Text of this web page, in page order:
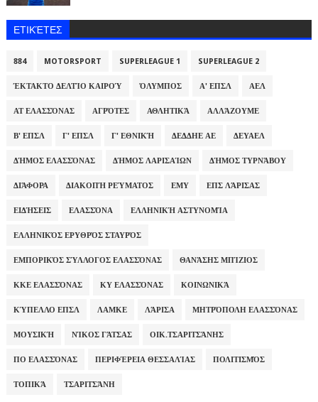
ΕΤΙΚΈΤΕΣ
884 MOTORSPORT SUPERLEAGUE 1 SUPERLEAGUE 2
ΈΚΤΑΚΤΟ ΔΕΛΤΊΟ ΚΑΙΡΟΎ ΌΛΥΜΠΟΣ Α' ΕΠΣΛ ΑΕΛ
ΑΤ ΕΛΑΣΣΌΝΑΣ ΑΓΡΌΤΕΣ ΑΘΛΗΤΙΚΆ ΑΛΛΆΖΟΥΜΕ
Β' ΕΠΣΛ Γ' ΕΠΣΛ Γ' ΕΘΝΙΚΉ ΔΕΔΔΗΕ ΑΕ ΔΕΥΑΕΛ
ΔΉΜΟΣ ΕΛΑΣΣΌΝΑΣ ΔΉΜΟΣ ΛΑΡΙΣΑΊΩΝ ΔΉΜΟΣ ΤΥΡΝΆΒΟΥ
ΔΙΆΦΟΡΑ ΔΙΑΚΟΠΉ ΡΕΎΜΑΤΟΣ ΕΜΥ ΕΠΣ ΛΆΡΙΣΑΣ
ΕΙΔΉΣΕΙΣ ΕΛΑΣΣΌΝΑ ΕΛΛΗΝΙΚΉ ΑΣΤΥΝΟΜΊΑ
ΕΛΛΗΝΙΚΌΣ ΕΡΥΘΡΌΣ ΣΤΑΥΡΌΣ
ΕΜΠΟΡΙΚΌΣ ΣΎΛΛΟΓΟΣ ΕΛΑΣΣΌΝΑΣ ΘΑΝΆΣΗΣ ΜΠΊΖΙΟΣ
ΚΚΕ ΕΛΑΣΣΌΝΑΣ ΚΥ ΕΛΑΣΣΌΝΑΣ ΚΟΙΝΩΝΙΚΆ
ΚΎΠΕΛΛΟ ΕΠΣΛ ΛΑΜΚΕ ΛΆΡΙΣΑ ΜΗΤΡΌΠΟΛΗ ΕΛΑΣΣΌΝΑΣ
ΜΟΥΣΙΚΉ ΝΊΚΟΣ ΓΆΤΣΑΣ ΟΙΚ.ΤΣΑΡΙΤΣΆΝΗΣ
ΠΟ ΕΛΑΣΣΌΝΑΣ ΠΕΡΙΦΈΡΕΙΑ ΘΕΣΣΑΛΊΑΣ ΠΟΛΙΤΙΣΜΌΣ
ΤΟΠΙΚΆ ΤΣΑΡΙΤΣΆΝΗ